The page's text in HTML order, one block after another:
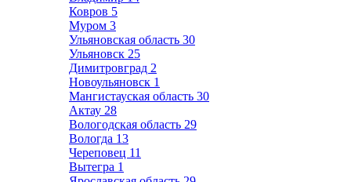
Ковров 5
Муром 3
Ульяновская область 30
Ульяновск 25
Димитровград 2
Новоульяновск 1
Мангистауская область 30
Актау 28
Вологодская область 29
Вологда 13
Череповец 11
Вытегра 1